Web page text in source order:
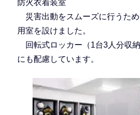
防火衣着装室
災害出動をスムーズに行うた
用室を設けました。
回転式ロッカー（1台3人分収
にも配慮しています。